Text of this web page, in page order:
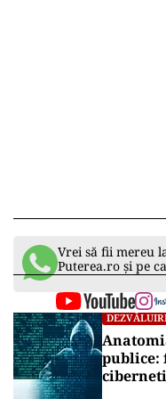
Vrei să fii mereu
Puterea.ro și pe
publice: